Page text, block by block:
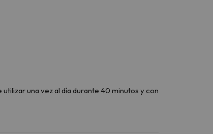
una vez al día durante 40 minutos y con